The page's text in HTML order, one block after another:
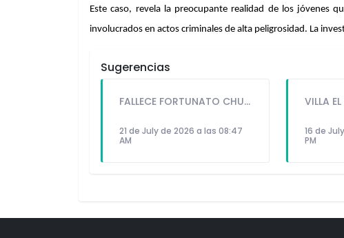
Este caso, revela la preocupante realidad de los jóvenes
involucrados en actos criminales de alta peligrosidad. La
Sugerencias
FALLECE FORTUNATO CHUQUITAYPE ANDRADE, “EL CHOLO”, REFERENTE DE LA SOLIDARIDAD Y LA CULTURA EN VILLA EL SALVADOR
21 de July de 2026 a las 08:47
AM
16 de
PM